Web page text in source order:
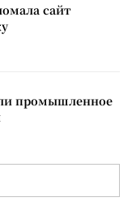
сайт
промышленное